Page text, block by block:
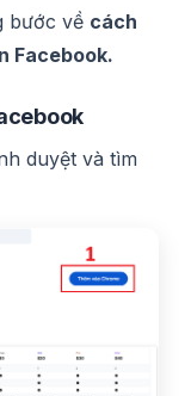
bước về cách
Facebook.
duyệt và tìm